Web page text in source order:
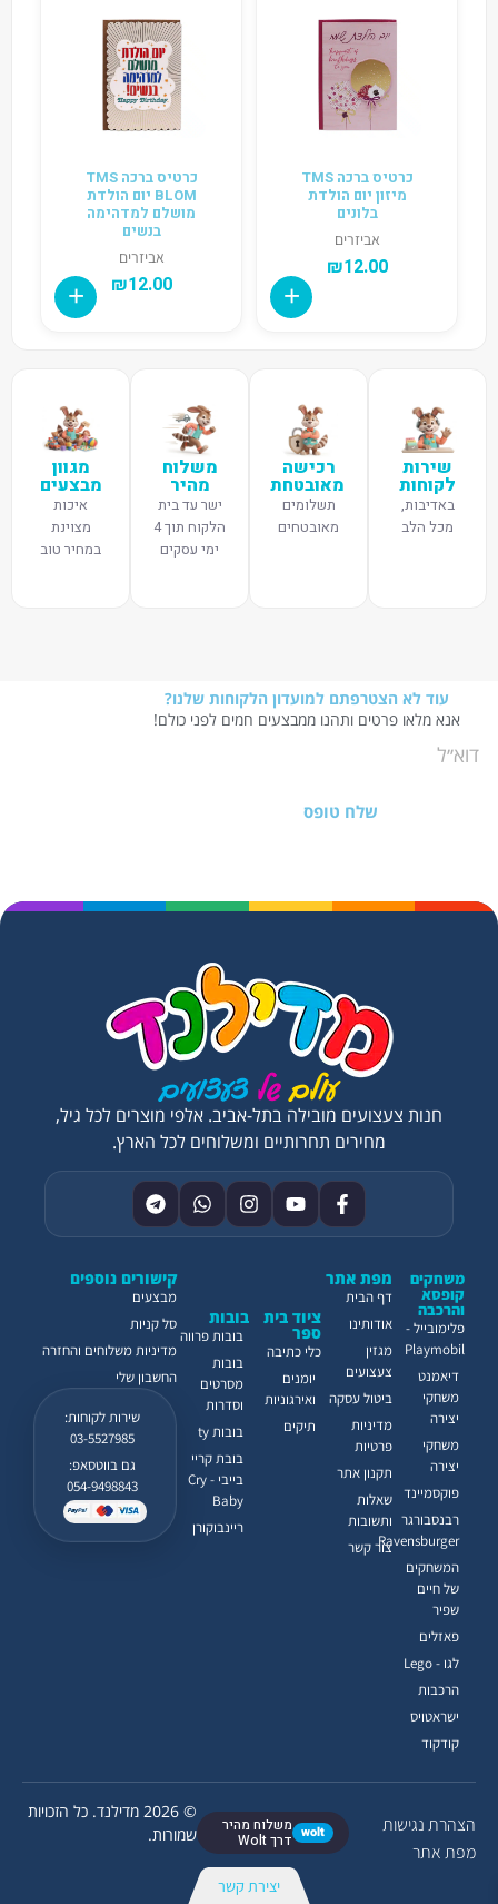
כרטיס ברכה TMS
מיזון יום הולדת
בלונים
אביזרים
₪12.00
כרטיס ברכה TMS
BLOM יום הולדת
מושלם למדהימה
בנשים
אביזרים
₪12.00
שירות
לקוחות
באדיבות,
מכל הלב
רכישה
מאובטחת
תשלומים
מאובטחים
משלוח
מהיר
ישר עד בית
הלקוח תוך 4
ימי עסקים
מגוון
מבצעים
איכות
מצוינת
במחיר טוב
עוד לא הצטרפתם למועדון הלקוחות שלנו?
אנא מלאו פרטים ותהנו ממבצעים חמים לפני כולם!
שלח טופס
הצהרת נגישות
מפת אתר
wolt משלוח מהיר
דרך Wolt
© 2026 מדילנד. כל הזכויות
שמורות.
קישורים נוספים
מבצעים
סל קניות
מדיניות משלוחים והחזרה
החשבון שלי
שירות לקוחות:
03-5527985
גם בווטסאפ:
054-9498843
ציוד בית
ספר
כלי כתיבה
יומנים
ואירגוניות
תיקים
בובות
בובות פרווה
בובות
מסרטים
וסדרות
בובות ty
בובת קריי
בייבי - Cry
Baby
ריינבוקורן
משחקים
קופסא
והרכבה
פלימובייל -
Playmobil
דיאמנט
משחקי
יצירה
משחקי
יצירה
פוקסמיינד
רבנסבורגר
Ravensburger
המשחקים
של חיים
שפיר
פאזלים
לגו - Lego
הרכבות
ישראטויס
קודקוד
מפת אתר
דף הבית
אודותינו
מגזין
צעצועים
ביטול עסקה
מדיניות
פרטיות
תקנון אתר
שאלות
ותשובות
צור קשר
חנות צעצועים מובילה בתל-אביב. אלפי מוצרים לכל גיל,
מחירים תחרותיים ומשלוחים לכל הארץ.
יצירת קשר